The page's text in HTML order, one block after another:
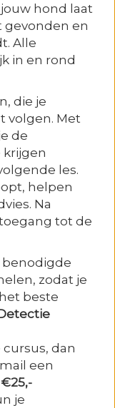
hond laat
gevonden en
Alle
in en rond
die je
volgen. Met
de
les.
helpen
Na
tot de
benodigde
zodat je
beste
dan
een
je